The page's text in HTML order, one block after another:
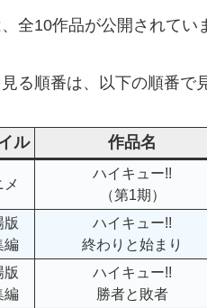
全10作品が公開されてい
る順番は、以下の順番で
ル 作品名
メ
ハイキュー!!
（第1期）
版
編
ハイキュー!!
終わりと始まり
版
編
ハイキュー!!
勝者と敗者